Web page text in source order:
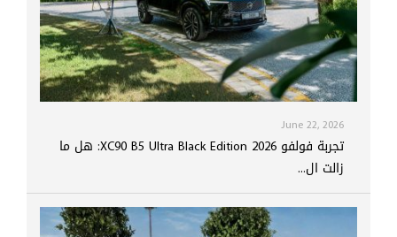
June 22, 2026
تجربة فولفو XC90 B5 Ultra Black Edition 2026: هل ما
زالت ال...